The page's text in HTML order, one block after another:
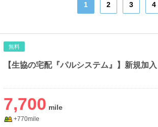
1 2 3 4
無料
【生協の宅配『パルシステム』】新規加入
7,700
+770mile